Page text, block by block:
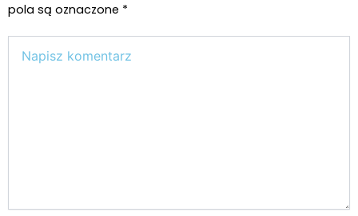
pola są oznaczone *
tutaj..